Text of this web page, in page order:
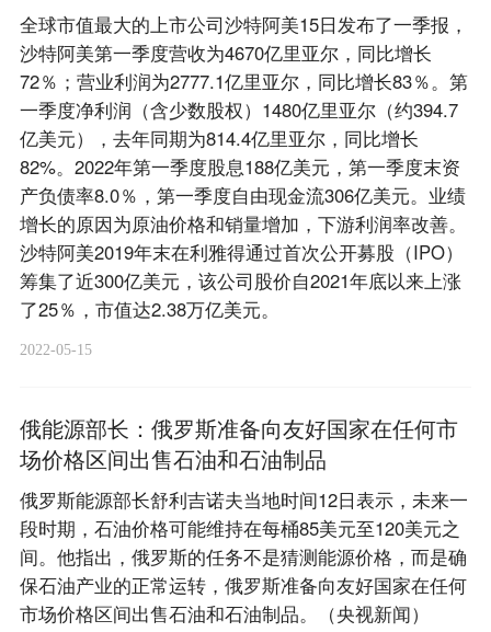
全球市值最大的上市公司沙特阿美15日发布了一季报，
沙特阿美第一季度营收为4670亿里亚尔，同比增长
72％；营业利润为2777.1亿里亚尔，同比增长83％。第
一季度净利润（含少数股权）1480亿里亚尔（约394.7
亿美元），去年同期为814.4亿里亚尔，同比增长
82%。2022年第一季度股息188亿美元，第一季度末资
产负债率8.0％，第一季度自由现金流306亿美元。业绩
增长的原因为原油价格和销量增加，下游利润率改善。
沙特阿美2019年末在利雅得通过首次公开募股（IPO）
筹集了近300亿美元，该公司股价自2021年底以来上涨
了25％，市值达2.38万亿美元。
2022-05-15
俄能源部长：俄罗斯准备向友好国家在任何市
场价格区间出售石油和石油制品
俄罗斯能源部长舒利吉诺夫当地时间12日表示，未来一
段时期，石油价格可能维持在每桶85美元至120美元之
间。他指出，俄罗斯的任务不是猜测能源价格，而是确
保石油产业的正常运转，俄罗斯准备向友好国家在任何
市场价格区间出售石油和石油制品。（央视新闻）